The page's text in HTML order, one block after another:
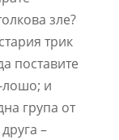
зле?
трик
поставите
лошо; и
група от
–